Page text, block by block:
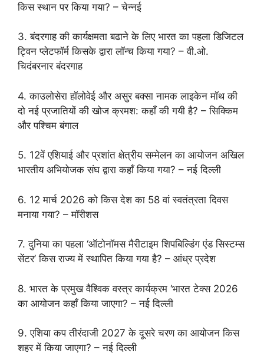
किस स्थान पर किया गया? – चेन्नई
3. बंदरगाह की कार्यक्षमता बढाने के लिए भारत का पहला डिजिटल
ट्विन प्लेटफॉर्म किसके द्वारा लॉन्च किया गया? – वी.ओ.
चिदंबरनार बंदरगाह
4. काउलोसेरा हॉलोवेई और असुर बक्सा नामक लाइकेन मॉथ की
दो नई प्रजातियों की खोज क्रमश: कहाँ की गयी है? – सिक्किम
और पश्चिम बंगाल
5. 12वें एशियाई और प्रशांत क्षेत्रीय सम्मेलन का आयोजन अखिल
भारतीय अभियोजक संघ द्वारा कहाँ किया गया? – नई दिल्ली
6. 12 मार्च 2026 को किस देश का 58 वां स्वतंत्रता दिवस
मनाया गया? – मॉरीशस
7. दुनिया का पहला ‘ऑटोनॉमस मैरीटाइम शिपबिल्डिंग एंड सिस्टम्स
सेंटर’ किस राज्य में स्थापित किया गया है? – आंध्र प्रदेश
8. भारत के प्रमुख वैश्विक वस्त्र कार्यक्रम ‘भारत टेक्स 2026
का आयोजन कहाँ किया जाएगा? – नई दिल्ली
9. एशिया कप तीरंदाजी 2027 के दूसरे चरण का आयोजन किस
शहर में किया जाएगा? – नई दिल्ली